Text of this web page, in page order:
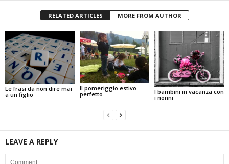
RELATED ARTICLES MORE FROM AUTHOR
Le frasi da non dire mai
a un figlio
Il pomeriggio estivo
perfetto
I bambini in vacanza con
i nonni
LEAVE A REPLY